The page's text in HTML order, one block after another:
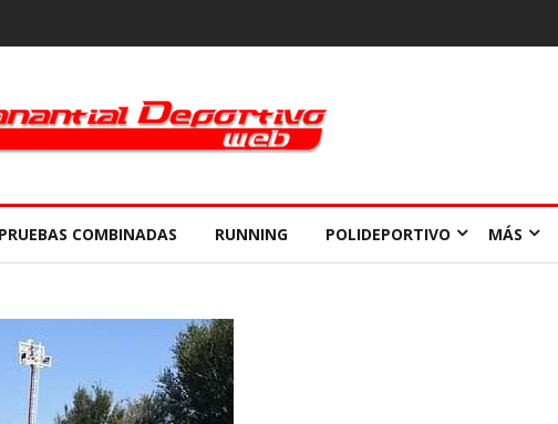
PRUEBAS COMBINADAS RUNNING POLIDEPORTIVO MÁS